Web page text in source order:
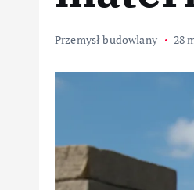
Przemysł budowlany 28